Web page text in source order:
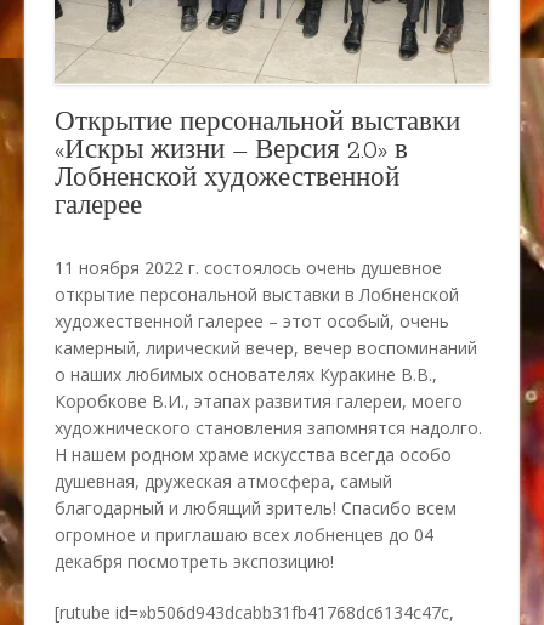
Открытие персональной выставки
«Искры жизни – Версия 2.0» в
Лобненской художественной
галерее
11 ноября 2022 г. состоялось очень душевное
открытие персональной выставки в Лобненской
художественной галерее – этот особый, очень
камерный, лирический вечер, вечер воспоминаний
о наших любимых основателях Куракине В.В.,
Коробкове В.И., этапах развития галереи, моего
художнического становления запомнятся надолго.
Н нашем родном храме искусства всегда особо
душевная, дружеская атмосфера, самый
благодарный и любящий зритель! Спасибо всем
огромное и приглашаю всех лобненцев до 04
декабря посмотреть экспозицию!
[rutube id=»b506d943dcabb31fb41768dc6134c47c,